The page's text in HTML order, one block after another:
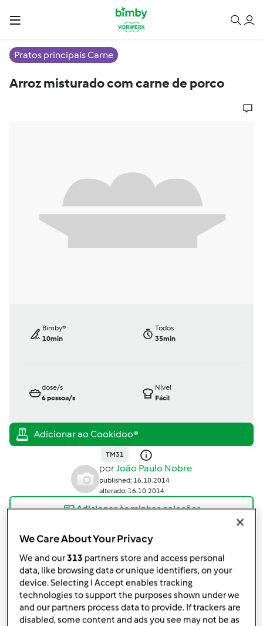
Pratos principais Carne
Arroz misturado com carne de porco
Bimby®
10min
Todos
35min
dose/s
6pessoa/s
Nível
Fácil
TM31
porJoão Paulo Nobre
published: 16.10.2014
alterado: 16.10.2014
Adicionar às minhas coleções
Partilhar receita
Criar uma variante
We Care About Your Privacy
We and our313 partners store and access personal
data, like browsing data or unique identifiers, on your
device. Selecting I Accept enables tracking
technologies to support the purposes shown under we
and our partners process data to provide. If trackers are
disabled, some content and ads you see may not be as